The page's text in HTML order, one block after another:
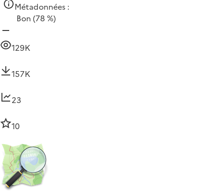
Métadonnées :
Bon (78 %)
129K
157K
23
10